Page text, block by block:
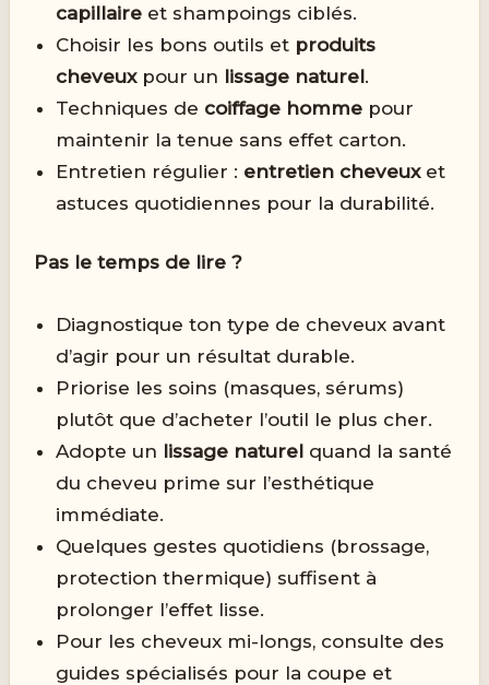
capillaire et shampoings ciblés.
Choisir les bons outils et produits
cheveuxpour un lissage naturel.
Techniques de coiffage homme pour
maintenir la tenue sans effet carton.
Entretien régulier : entretien cheveuxet
astuces quotidiennes pour la durabilité.
Pas le temps de lire ?
Diagnostique ton type de cheveux avant
d’agir pour un résultat durable.
Priorise les soins (masques, sérums)
plutôt que d’acheter l’outil le plus cher.
Adopte un lissage naturel quand la santé
du cheveu prime sur l’esthétique
immédiate.
Quelques gestes quotidiens (brossage,
protection thermique) suffisent à
prolonger l’effet lisse.
Pour les cheveux mi-longs, consulte des
guides spécialisés pour la coupe et